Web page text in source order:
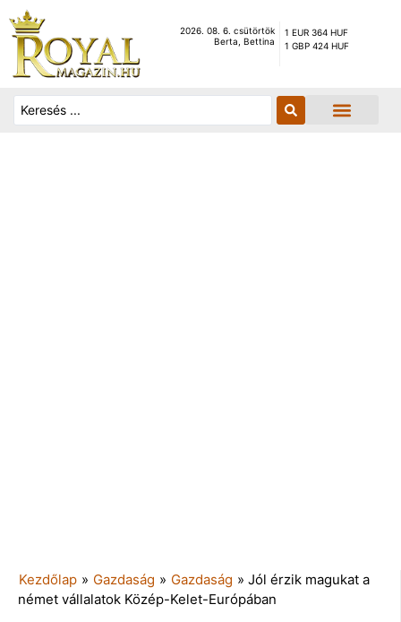
2026. 08. 6. csütörtök
Berta, Bettina
1 EUR 364 HUF
1 GBP 424 HUF
Kezdőlap » Gazdaság » Gazdaság » Jól érzik magukat a
német vállalatok Közép-Kelet-Európában